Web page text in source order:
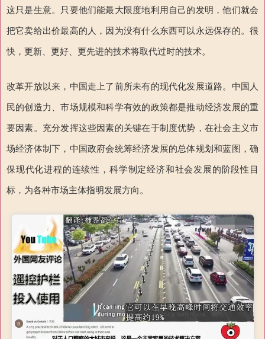
这只是生意。只要他们能最大限度地利用自己的发明，他们就会
把它卖给出价最高的人，因为没有什么东西可以永远保存的。很
快，更新、更好、更先进的技术将取代过时的技术。
改革开放以来，中国走上了前所未有的现代化发展道路。中国人
民的创造力、市场规模和科学有效的政策都是推动经济发展的重
要因素。充分发挥这些因素的关键在于制度优势，在社会主义市
场经济体制下，中国政府会统筹经济发展的总体规划和蓝图，确
保现代化进程的连续性，科学制定经济和社会发展的阶段性目
标，为各种市场主体指明发展方向。